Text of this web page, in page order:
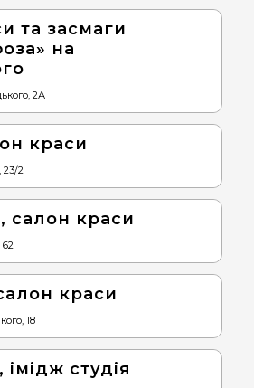
та засмаги
на
2А
краси
23/2
салон краси
62
краси
18
імідж студія